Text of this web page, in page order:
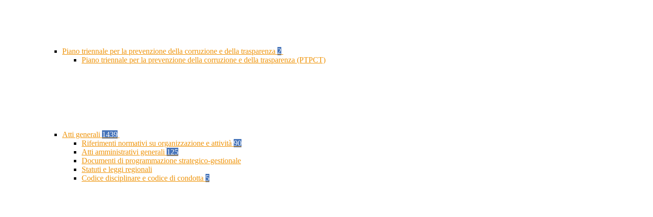
Piano triennale per la prevenzione della corruzione e della trasparenza 2
Piano triennale per la prevenzione della corruzione e della trasparenza (PTPCT)
Atti generali 1439
Riferimenti normativi su organizzazione e attività 90
Atti amministrativi generali 125
Documenti di programmazione strategico-gestionale
Statuti e leggi regionali
Codice disciplinare e codice di condotta 5